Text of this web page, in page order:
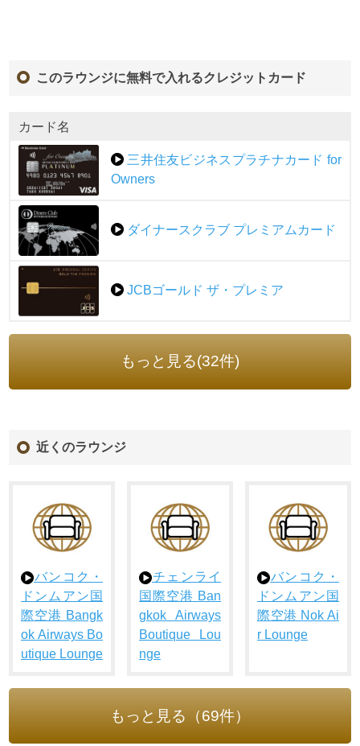
このラウンジに無料で入れるクレジットカード
カード名
三井住友ビジネスプラチナカード for
Owners
ダイナースクラブ プレミアムカード
JCBゴールド ザ・プレミア
もっと見る(32件)
近くのラウンジ
バンコク・
ドンムアン国
際空港 Bangk
ok Airways Bo
utique Lounge
チェンライ
国際空港 Ban
gkok Airways
Boutique Lou
nge
バンコク・
ドンムアン国
際空港 Nok Ai
r Lounge
もっと見る（69件）